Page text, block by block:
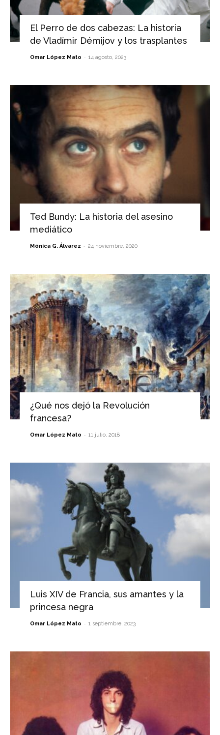
El Perro de dos cabezas: La historia
de Vladímir Démijov y los trasplantes
Omar López Mato - 14 agosto, 2023
Ted Bundy: La historia del asesino
mediático
Mónica G. Álvarez - 24 noviembre, 2020
¿Qué nos dejó la Revolución
francesa?
Omar López Mato - 11 julio, 2018
Luis XIV de Francia, sus amantes y la
princesa negra
Omar López Mato - 1 septiembre, 2023